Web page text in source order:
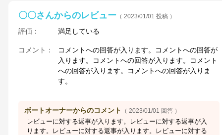
〇〇さんからのレビュー （ 2023/01/01 投稿 ）
評価： 満足している
コメント：
コメントへの回答が入ります。コメントへの回答が
入ります。コメントへの回答が入ります。コメント
への回答が入ります。コメントへの回答が入りま
す。
ボートオーナーからのコメント （ 2023/01/01 回答 ）
レビューに対する返事が入ります。レビューに対する返事が入
ります。レビューに対する返事が入ります。レビューに対する